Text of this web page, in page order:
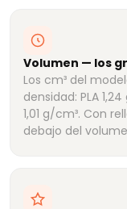
Volumen — los
Los cm³ del
densidad: PLA
1,01 g/cm³. Con
debajo del